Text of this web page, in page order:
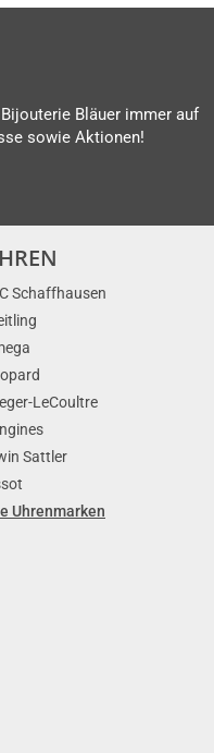
Bläuer immer auf
sowie Aktionen!
Schaffhausen
LeCoultre
Sattler
Uhrenmarken